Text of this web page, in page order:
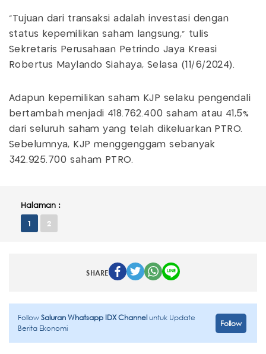
"Tujuan dari transaksi adalah investasi dengan
status kepemilikan saham langsung," tulis
Sekretaris Perusahaan Petrindo Jaya Kreasi
Robertus Maylando Siahaya, Selasa (11/6/2024).
Adapun kepemilikan saham KJP selaku pengendali
bertambah menjadi 418.762.400 saham atau 41,5%
dari seluruh saham yang telah dikeluarkan PTRO.
Sebelumnya, KJP menggenggam sebanyak
342.925.700 saham PTRO.
Halaman :
1 2
SHARE
FollowSaluran Whatsapp IDX Channeluntuk Update
Berita Ekonomi
Follow